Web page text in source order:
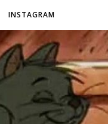
INSTAGRAM